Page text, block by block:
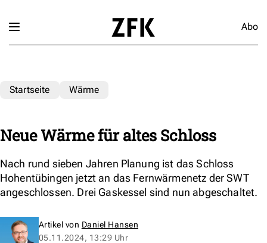
Abo
Startseite Wärme
Neue Wärme für altes Schloss
Nach rund sieben Jahren Planung ist das Schloss
Hohentübingen jetzt an das Fernwärmenetz der SWT
angeschlossen. Drei Gaskessel sind nun abgeschaltet.
Artikel von Daniel Hansen
05.11.2024, 13:29 Uhr